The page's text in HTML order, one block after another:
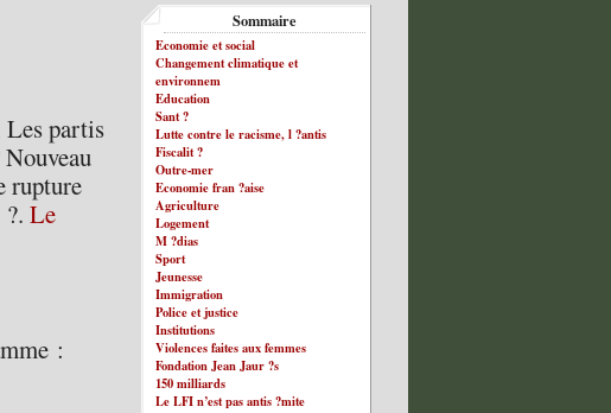
Sommaire
Economie et social
Changement climatique et
environnem
Education
Sant ?
Lutte contre le racisme, l ?antis
Fiscalit ?
Outre-mer
Economie fran ?aise
Agriculture
Logement
M ?dias
Sport
Jeunesse
Immigration
Police et justice
Institutions
Violences faites aux femmes
Fondation Jean Jaur ?s
150 milliards
Le LFI n’est pas antis ?mite
partis
rupture
?.Le
: